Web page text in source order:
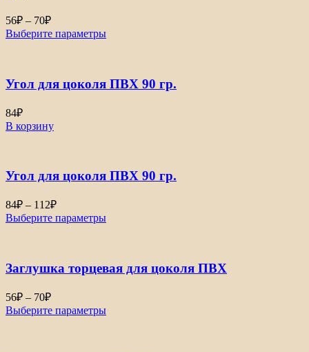
56₽ – 70₽
Выберите параметры
Угол для цоколя ПВХ 90 гр.
84₽
В корзину
Угол для цоколя ПВХ 90 гр.
84₽ – 112₽
Выберите параметры
Заглушка торцевая для цоколя ПВХ
56₽ – 70₽
Выберите параметры